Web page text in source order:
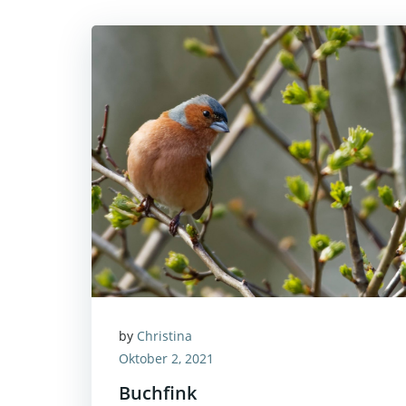
by Christina
Oktober 2, 2021
Buchfink